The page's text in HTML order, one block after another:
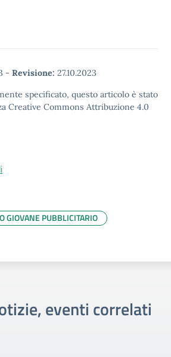
- Revisione: 27.10.2023
specificato, questo articolo è stato
Creative Commons Attribuzione 4.0
GIOVANE PUBBLICITARIO
eventi correlati